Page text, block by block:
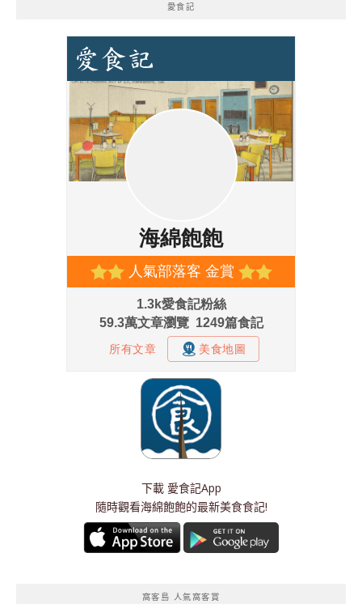
愛食記
下載 愛食記App
隨時觀看海綿飽飽的最新美食食記!
窩客島 人氣窩客賞